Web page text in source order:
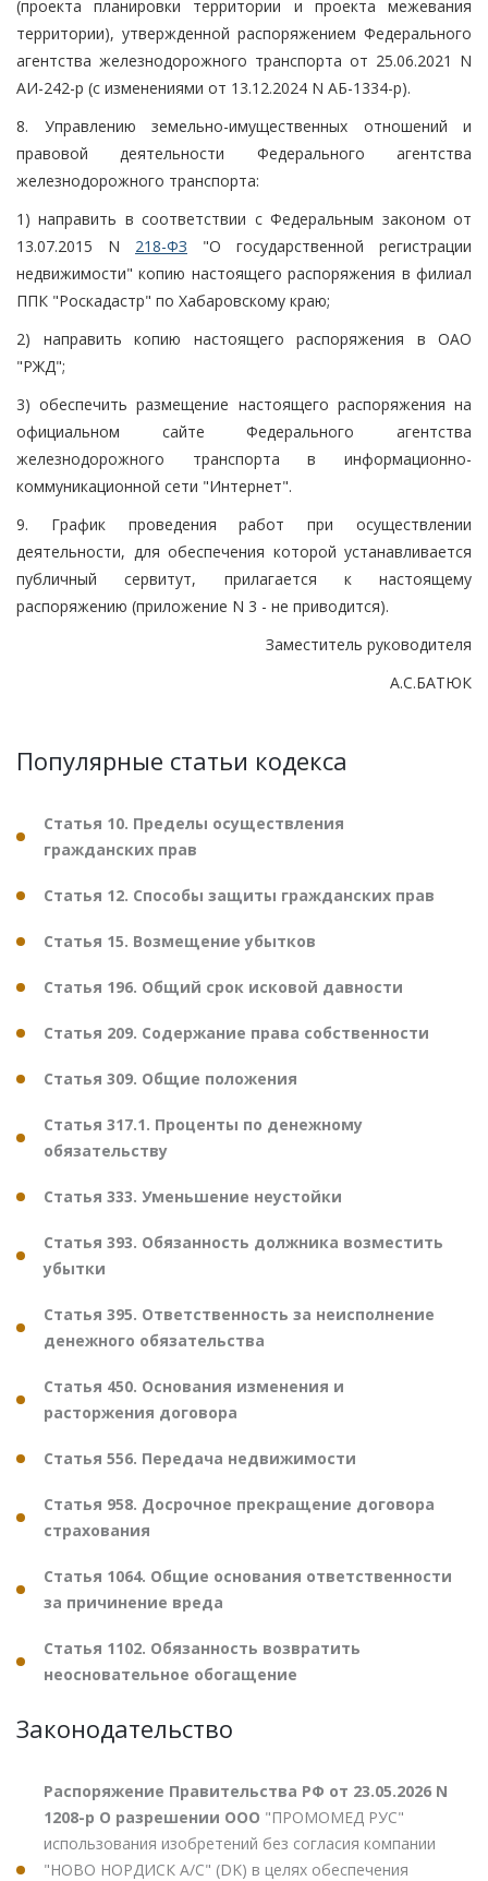
(проекта планировки территории и проекта межевания
территории), утвержденной распоряжением Федерального
агентства железнодорожного транспорта от 25.06.2021 N
АИ-242-р (с изменениями от 13.12.2024 N АБ-1334-р).
8. Управлению земельно-имущественных отношений и
правовой деятельности Федерального агентства
железнодорожного транспорта:
1) направить в соответствии с Федеральным законом от
13.07.2015 N 218-ФЗ "О государственной регистрации
недвижимости" копию настоящего распоряжения в филиал
ППК "Роскадастр" по Хабаровскому краю;
2) направить копию настоящего распоряжения в ОАО
"РЖД";
3) обеспечить размещение настоящего распоряжения на
официальном сайте Федерального агентства
железнодорожного транспорта в информационно-
коммуникационной сети "Интернет".
9. График проведения работ при осуществлении
деятельности, для обеспечения которой устанавливается
публичный сервитут, прилагается к настоящему
распоряжению (приложение N 3 - не приводится).
Заместитель руководителя
А.С.БАТЮК
Популярные статьи кодекса
Статья 10. Пределы осуществления
гражданских прав
Статья 12. Способы защиты гражданских прав
Статья 15. Возмещение убытков
Статья 196. Общий срок исковой давности
Статья 209. Содержание права собственности
Статья 309. Общие положения
Статья 317.1. Проценты по денежному
обязательству
Статья 333. Уменьшение неустойки
Статья 393. Обязанность должника возместить
убытки
Статья 395. Ответственность за неисполнение
денежного обязательства
Статья 450. Основания изменения и
расторжения договора
Статья 556. Передача недвижимости
Статья 958. Досрочное прекращение договора
страхования
Статья 1064. Общие основания ответственности
за причинение вреда
Статья 1102. Обязанность возвратить
неосновательное обогащение
Законодательство
Распоряжение Правительства РФ от 23.05.2026 N
1208-р О разрешении ООО "ПРОМОМЕД РУС"
использования изобретений без согласия компании
"НОВО НОРДИСК А/С" (DK) в целях обеспечения